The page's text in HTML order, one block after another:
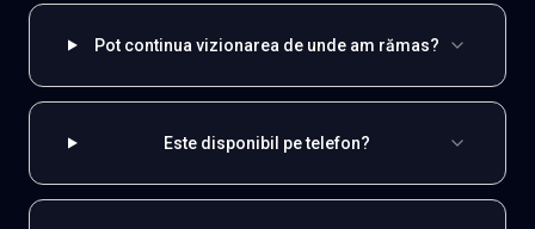
Pot continua vizionarea de unde am rămas?
Este disponibil pe telefon?